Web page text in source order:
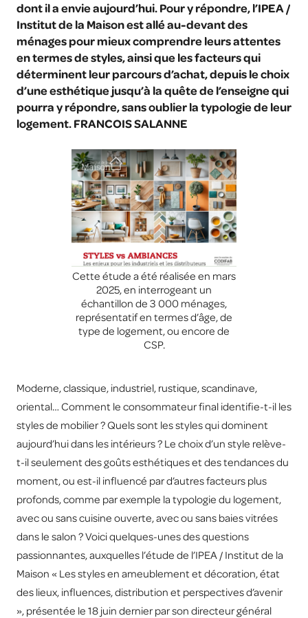
dont il a envie aujourd’hui. Pour y répondre, l’IPEA /
Institut de la Maison est allé au-devant des
ménages pour mieux comprendre leurs attentes
en termes de styles, ainsi que les facteurs qui
déterminent leur parcours d’achat, depuis le choix
d’une esthétique jusqu’à la quête de l’enseigne qui
pourra y répondre, sans oublier la typologie de leur
logement. FRANCOIS SALANNE
Cette étude a été réalisée en mars
2025, en interrogeant un
échantillon de 3 000 ménages,
représentatif en termes d’âge, de
type de logement, ou encore de
CSP.
Moderne, classique, industriel, rustique, scandinave,
oriental… Comment le consommateur final identifie-t-il les
styles de mobilier ? Quels sont les styles qui dominent
aujourd’hui dans les intérieurs ? Le choix d’un style relève-
t-il seulement des goûts esthétiques et des tendances du
moment, ou est-il influencé par d’autres facteurs plus
profonds, comme par exemple la typologie du logement,
avec ou sans cuisine ouverte, avec ou sans baies vitrées
dans le salon ? Voici quelques-unes des questions
passionnantes, auxquelles l’étude de l’IPEA / Institut de la
Maison « Les styles en ameublement et décoration, état
des lieux, influences, distribution et perspectives d’avenir
», présentée le 18 juin dernier par son directeur général